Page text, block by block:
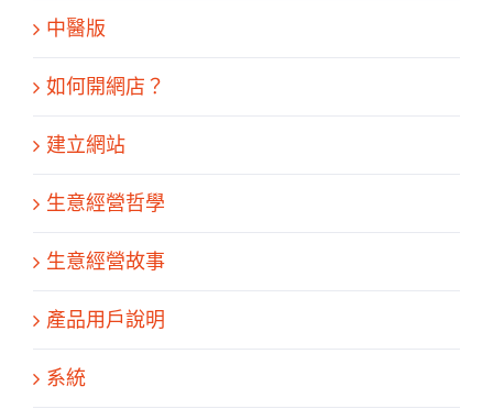
中醫版
如何開網店？
建立網站
生意經營哲學
生意經營故事
產品用戶說明
系統